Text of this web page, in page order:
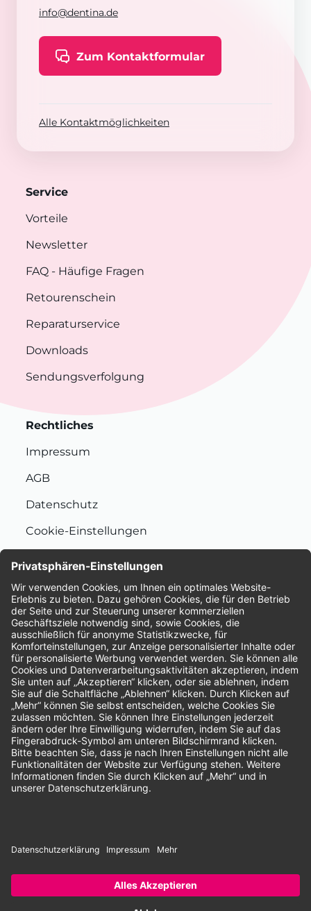
info@dentina.de
Zum Kontaktformular
Alle Kontaktmöglichkeiten
Service
Vorteile
Newsletter
FAQ - Häufige Fragen
Retourenschein
Reparaturservice
Downloads
Sendungsverfolgung
Rechtliches
Impressum
AGB
Datenschutz
Cookie-Einstellungen
Bewertungen
Unsere Zahlungsarten:
Rechnung SEPA-Lastschrift Vorkasse